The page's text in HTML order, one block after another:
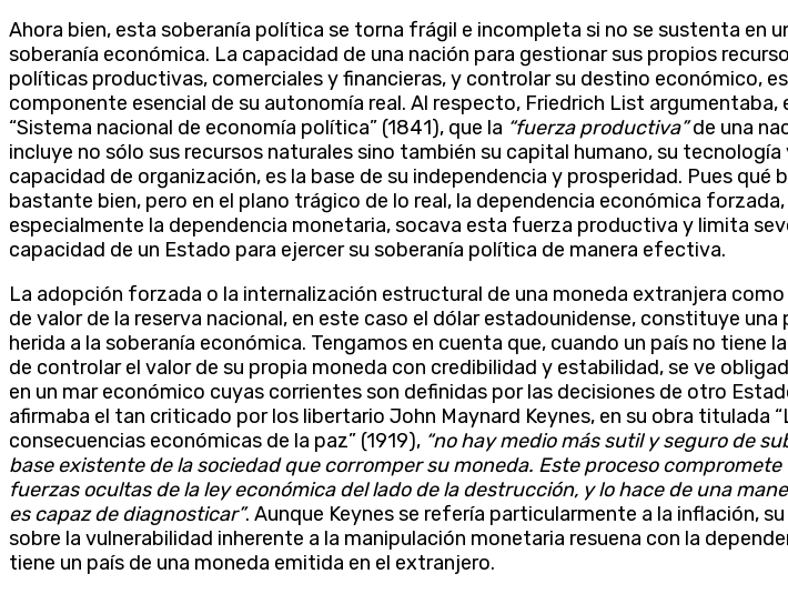
Ahora bien, esta soberanía política se torna frágil e incompleta si no se sustenta en
soberanía económica. La capacidad de una nación para gestionar sus propios
políticas productivas, comerciales y financieras, y controlar su destino económico,
componente esencial de su autonomía real. Al respecto, Friedrich List argumentaba,
“Sistema nacional de economía política” (1841), que la “fuerza productiva”de una
incluye no sólo sus recursos naturales sino también su capital humano, su tecnología
capacidad de organización, es la base de su independencia y prosperidad. Pues qué
bastante bien, pero en el plano trágico de lo real, la dependencia económica forzada,
especialmente la dependencia monetaria, socava esta fuerza productiva y limita
capacidad de un Estado para ejercer su soberanía política de manera efectiva.
La adopción forzada o la internalización estructural de una moneda extranjera
de valor de la reserva nacional, en este caso el dólar estadounidense, constituye una
herida a la soberanía económica. Tengamos en cuenta que, cuando un país no tiene
de controlar el valor de su propia moneda con credibilidad y estabilidad, se ve
en un mar económico cuyas corrientes son definidas por las decisiones de otro
afirmaba el tan criticado por los libertario John Maynard Keynes, en su obra titulada
consecuencias económicas de la paz” (1919), “no hay medio más sutil y seguro de
base existente de la sociedad que corromper su moneda. Este proceso compromete
fuerzas ocultas de la ley económica del lado de la destrucción, y lo hace de una
es capaz de diagnosticar”. Aunque Keynes se refería particularmente a la inflación,
sobre la vulnerabilidad inherente a la manipulación monetaria resuena con la
tiene un país de una moneda emitida en el extranjero.